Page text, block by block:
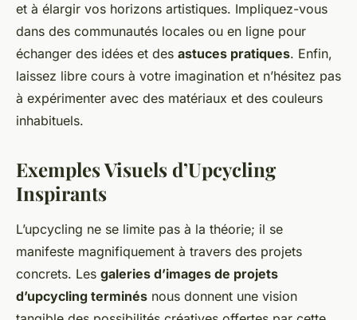
et à élargir vos horizons artistiques. Impliquez-vous
dans des communautés locales ou en ligne pour
échanger des idées et des astuces pratiques. Enfin,
laissez libre cours à votre imagination et n’hésitez pas
à expérimenter avec des matériaux et des couleurs
inhabituels.
Exemples Visuels d’Upcycling
Inspirants
L’upcycling ne se limite pas à la théorie; il se
manifeste magnifiquement à travers des projets
concrets. Les galeries d’images de projets
d’upcycling terminés nous donnent une vision